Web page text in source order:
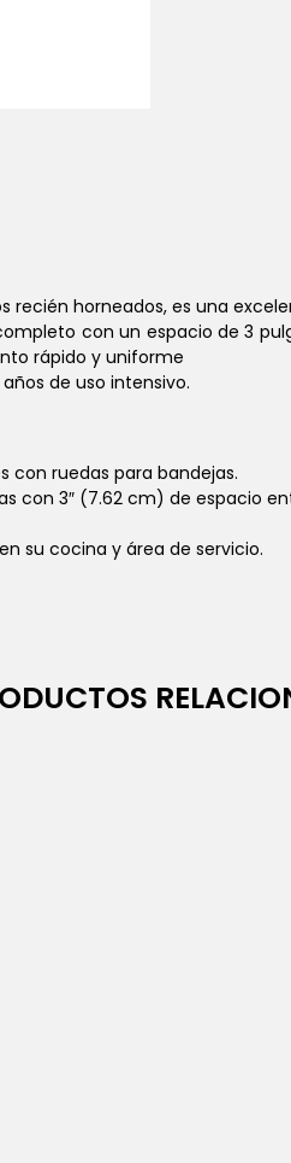
recién horneados, es una
con un espacio de 3
rápido y uniforme
de uso intensivo.
con ruedas para bandejas.
con 3″ (7.62 cm) de espacio
su cocina y área de servicio.